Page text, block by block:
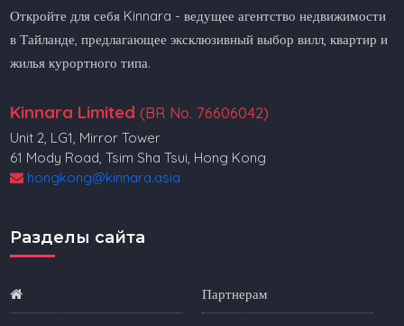
Откройте для себя Kinnara - ведущее агентство недвижимости
в Тайланде, предлагающее эксклюзивный выбор вилл, квартир и
жилья курортного типа.
Kinnara Limited (BR No. 76606042)
Unit 2, LG1, Mirror Tower
61 Mody Road, Tsim Sha Tsui, Hong Kong
hongkong@kinnara.asia
Разделы сайта
Партнерам